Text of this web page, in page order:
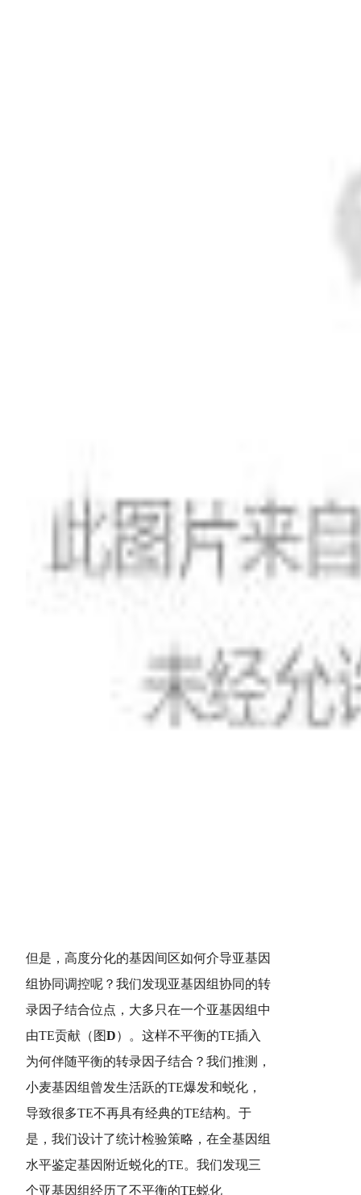
但是，高度分化的基因间区如何介导亚基因
组协同调控呢？我们发现亚基因组协同的转
录因子结合位点，大多只在一个亚基因组中
由TE贡献（图D）。这样不平衡的TE插入
为何伴随平衡的转录因子结合？我们推测，
小麦基因组曾发生活跃的TE爆发和蜕化，
导致很多TE不再具有经典的TE结构。于
是，我们设计了统计检验策略，在全基因组
水平鉴定基因附近蜕化的TE。我们发现三
个亚基因组经历了不平衡的TE蜕化